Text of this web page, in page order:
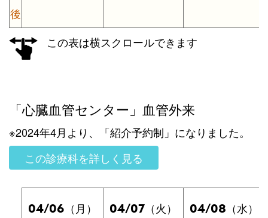
後
この表は横スクロールできます
「心臓血管センター」血管外来
※2024年4月より、「紹介予約制」になりました。
この診療科を詳しく見る
04/06 （月） 04/07 （火） 04/08 （水）